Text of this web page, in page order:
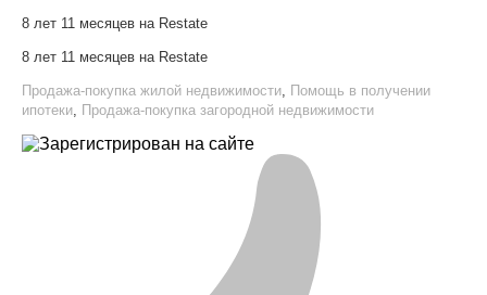
8 лет 11 месяцев на Restate
8 лет 11 месяцев на Restate
Продажа-покупка жилой недвижимости, Помощь в получении
ипотеки, Продажа-покупка загородной недвижимости